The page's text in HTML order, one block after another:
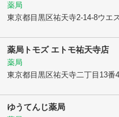
薬局
東京都目黒区祐天寺2-14-8ウエ
薬局トモズ エトモ祐天寺店
薬局
東京都目黒区祐天寺二丁目13番
ゆうてんじ薬局